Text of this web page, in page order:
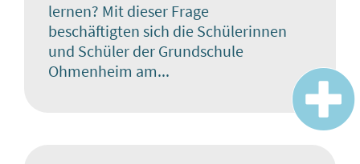
lernen? Mit dieser Frage
beschäftigten sich die Schülerinnen
und Schüler der Grundschule
Ohmenheim am...